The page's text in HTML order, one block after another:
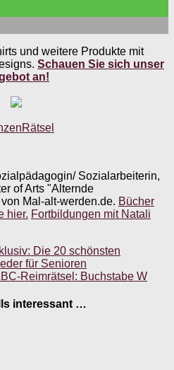
und weitere Produkte mit
Schauen Sie sich unser
an!
Rätsel
Sozialarbeiterin,
of Arts "Alternde
Mal-alt-werden.de. Bücher
hier. Fortbildungen mit Natali
Die 20 schönsten
für Senioren
Reimrätsel: Buchstabe W
interessant …